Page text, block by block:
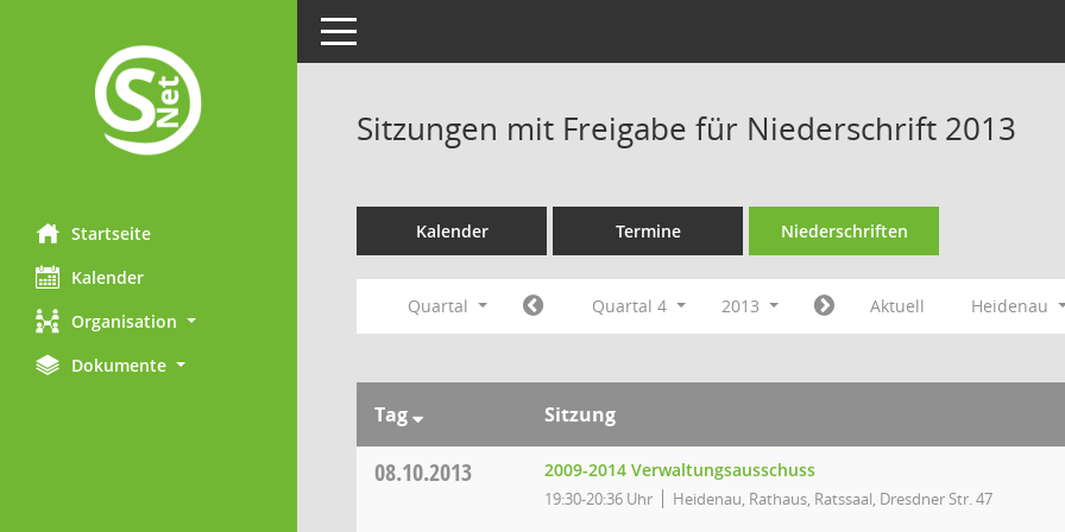
Startseite
Kalender
Organisation
Dokumente
Toggle navigation
Sitzungen mit Freigabe für Niederschrift 2013
Kalender Termine Niederschriften
Quartal Quartal 4 2013 Aktuell Heidenau
Tag Sitzung
08.10.2013 2009-2014 Verwaltungsausschuss
19:30-20:36 Uhr Heidenau, Rathaus, Ratssaal, Dresdner Str. 47